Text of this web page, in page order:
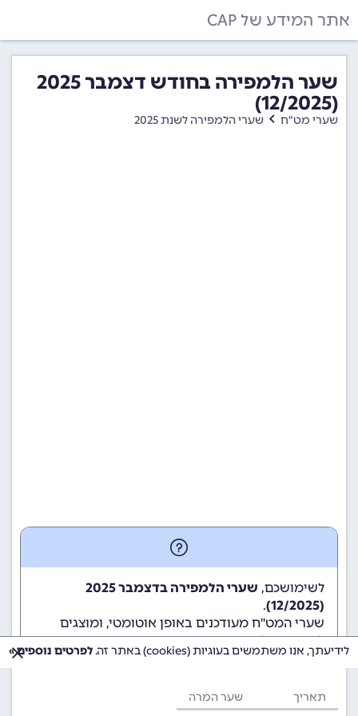
אתר המידע של CAP
שער הלמפירה בחודש דצמבר 2025
(12/2025)
שערי מט"ח שערי הלמפירה לשנת 2025
לשימושכם,
שערי הלמפירה בדצמבר 2025
(12/2025)
.
שערי המט"ח מעודכנים באופן אוטומטי, ומוצגים
לשימוש גולשי ומשתמשי האתר.
תאריך שער המרה
לידיעתך, אנו משתמשים בעוגיות (cookies) באתר זה. לפרטים נוספים »